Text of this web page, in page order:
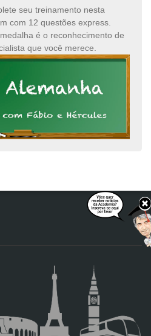
seu treinamento nesta
com 12 questões express.
é o reconhecimento de
que você merece.